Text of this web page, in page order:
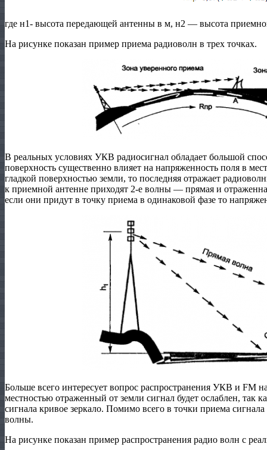
где н1- высота передающей антенны в м, н2 — высота
На рисунке показан пример приема радиоволн в трех точках.
В реальных условиях УКВ радиосигнал обладает большой
поверхность существенно влияет на напряженность поля в
гладкой поверхностью земли, то последняя отражает
к приемной антенне приходят 2-е волны — прямая и
если они придут в точку приема в одинаковой фазе то
Больше всего интересует вопрос распространения УКВ и FM
местностью отраженный от земли сигнал будет ослаблен, так
сигнала кривое зеркало. Помимо всего в точки приема
волны.
На рисунке показан пример распространения радио волн с